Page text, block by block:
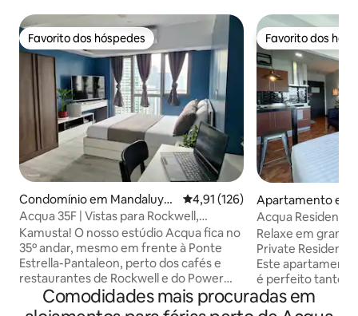
Favorito dos hóspedes
Favorito dos hóspedes
Condomínio em Mandaluyo
ng
Classificação média de 4,91 em
4,91 (126)
Acqua 35F | Vistas para Rockwell,
piscinas, ginásio, Wi-Fi rápido
Kamusta! O nosso estúdio Acqua fica no
35º andar, mesmo em frente à Ponte
Estrella-Pantaleon, perto dos cafés e
restaurantes de Rockwell e do Power
Plant Mall. Relaxe numa cama queen,
cozinhe numa cozinha totalmente
Favorito dos
Favorito dos
Apartamento em
g
Acqua Residence
CBD, vista para o
Relaxe em
Private
Este
é perfeito tanto
trabalho como
Desfrute de um
Comodidades mais procuradas em